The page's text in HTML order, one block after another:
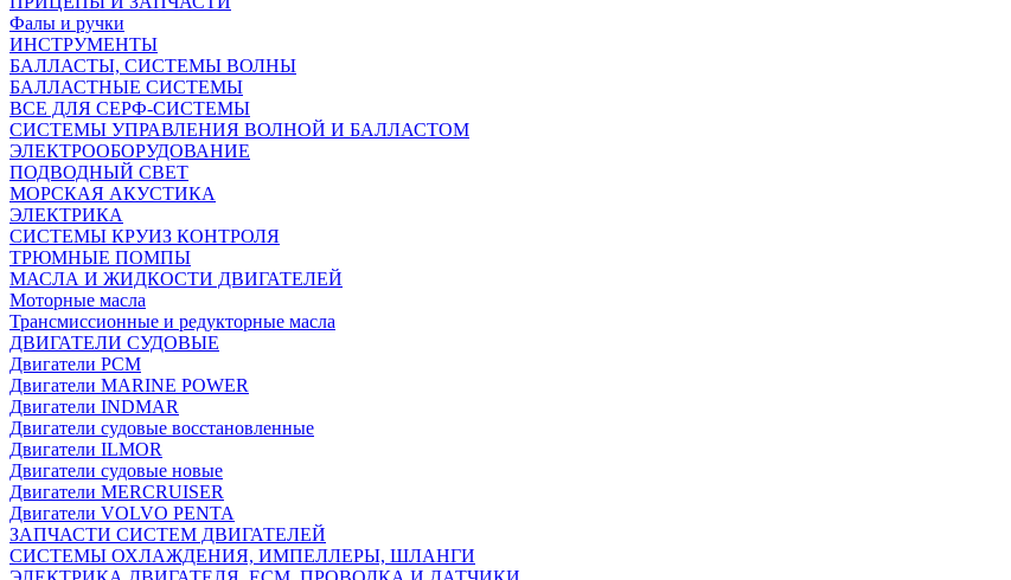
Фалы и ручки
ИНСТРУМЕНТЫ
БАЛЛАСТЫ, СИСТЕМЫ ВОЛНЫ
БАЛЛАСТНЫЕ СИСТЕМЫ
ВСЕ ДЛЯ СЕРФ-СИСТЕМЫ
СИСТЕМЫ УПРАВЛЕНИЯ ВОЛНОЙ И БАЛЛАСТОМ
ЭЛЕКТРООБОРУДОВАНИЕ
ПОДВОДНЫЙ СВЕТ
МОРСКАЯ АКУСТИКА
ЭЛЕКТРИКА
СИСТЕМЫ КРУИЗ КОНТРОЛЯ
ТРЮМНЫЕ ПОМПЫ
МАСЛА И ЖИДКОСТИ ДВИГАТЕЛЕЙ
Моторные масла
Трансмиссионные и редукторные масла
ДВИГАТЕЛИ СУДОВЫЕ
Двигатели PCM
Двигатели MARINE POWER
Двигатели INDMAR
Двигатели судовые восстановленные
Двигатели ILMOR
Двигатели судовые новые
Двигатели MERCRUISER
Двигатели VOLVO PENTA
ЗАПЧАСТИ СИСТЕМ ДВИГАТЕЛЕЙ
СИСТЕМЫ ОХЛАЖДЕНИЯ, ИМПЕЛЛЕРЫ, ШЛАНГИ